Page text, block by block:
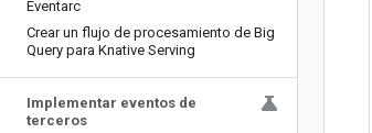
Eventarc
Crear un flujo de procesamiento de Big
Query para Knative Serving
Implementar eventos de
terceros